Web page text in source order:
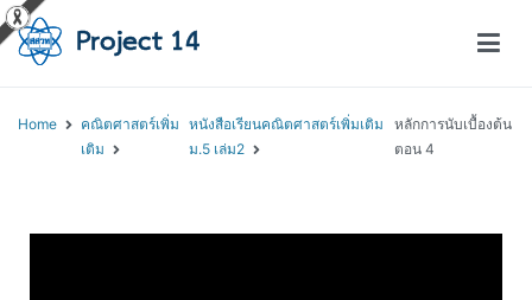
Home
คณิตศาสตร์เพิ่ม
เติม
หนังสือเรียนคณิตศาสตร์เพิ่มเติม
ม.5 เล่ม2
หลักการนับเบื้องต้น
ตอน 4